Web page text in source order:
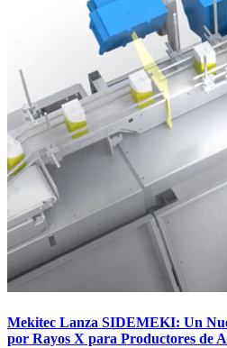
Mekitec Lanza SIDEMEKI: Un
por Rayos X para Productores de